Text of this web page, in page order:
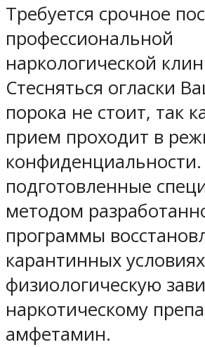
Требуется срочное
профессиональной
наркологической
Стесняться огласки
порока не стоит, так
прием проходит в
подготовленные
методом
программы
карантинных
физиологическую
наркотическому
амфетамин.